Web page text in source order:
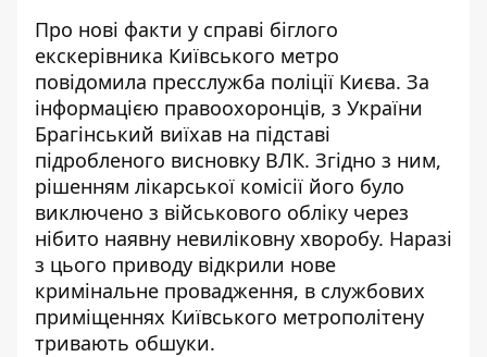
Про нові факти у справі біглого
екскерівника Київського метро
повідомила пресслужба поліції Києва. За
інформацією правоохоронців, з України
Брагінський виїхав на підставі
підробленого висновку ВЛК. Згідно з ним,
рішенням лікарської комісії його було
виключено з військового обліку через
нібито наявну невиліковну хворобу. Наразі
з цього приводу відкрили нове
кримінальне провадження, в службових
приміщеннях Київського метрополітену
тривають обшуки.